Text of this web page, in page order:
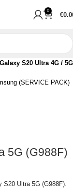
0
€
Galaxy S20 Ultra 4G / 5G
5G (G988F)
S20 Ultra 5G (G988F).